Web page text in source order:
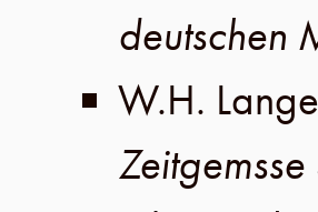
deutschen
W.H. Lange